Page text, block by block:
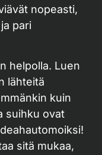
nopeasti,
pari
helpolla. Luen
lähteitä
kuin
suihku ovat
sitä mukaa,